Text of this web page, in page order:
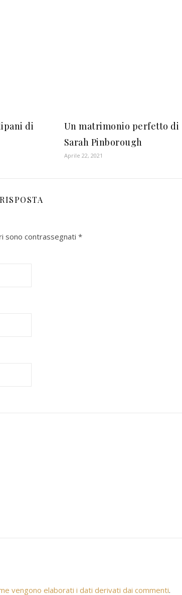
di
Un matrimonio perfetto di
Sarah Pinborough
Aprile 22, 2021
sono contrassegnati *
vengono elaborati i dati derivati dai commenti.